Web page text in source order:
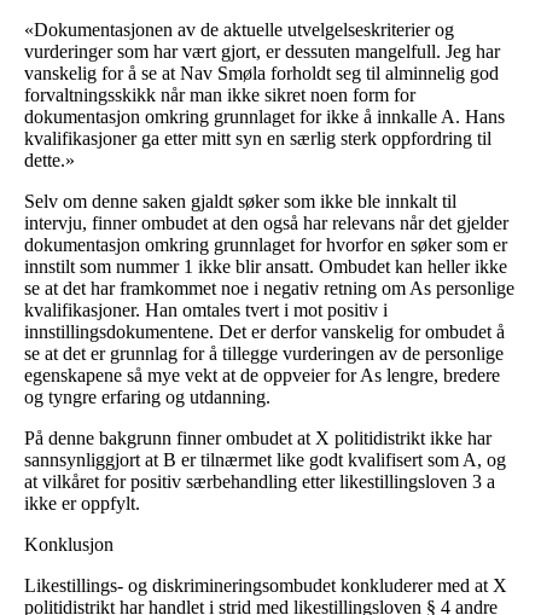
«Dokumentasjonen av de aktuelle utvelgelseskriterier og
vurderinger som har vært gjort, er dessuten mangelfull. Jeg har
vanskelig for å se at Nav Smøla forholdt seg til alminnelig god
forvaltningsskikk når man ikke sikret noen form for
dokumentasjon omkring grunnlaget for ikke å innkalle A. Hans
kvalifikasjoner ga etter mitt syn en særlig sterk oppfordring til
dette.»
Selv om denne saken gjaldt søker som ikke ble innkalt til
intervju, finner ombudet at den også har relevans når det gjelder
dokumentasjon omkring grunnlaget for hvorfor en søker som er
innstilt som nummer 1 ikke blir ansatt. Ombudet kan heller ikke
se at det har framkommet noe i negativ retning om As personlige
kvalifikasjoner. Han omtales tvert i mot positiv i
innstillingsdokumentene. Det er derfor vanskelig for ombudet å
se at det er grunnlag for å tillegge vurderingen av de personlige
egenskapene så mye vekt at de oppveier for As lengre, bredere
og tyngre erfaring og utdanning.
På denne bakgrunn finner ombudet at X politidistrikt ikke har
sannsynliggjort at B er tilnærmet like godt kvalifisert som A, og
at vilkåret for positiv særbehandling etter likestillingsloven 3 a
ikke er oppfylt.
Konklusjon
Likestillings- og diskrimineringsombudet konkluderer med at X
politidistrikt har handlet i strid med likestillingsloven § 4 andre